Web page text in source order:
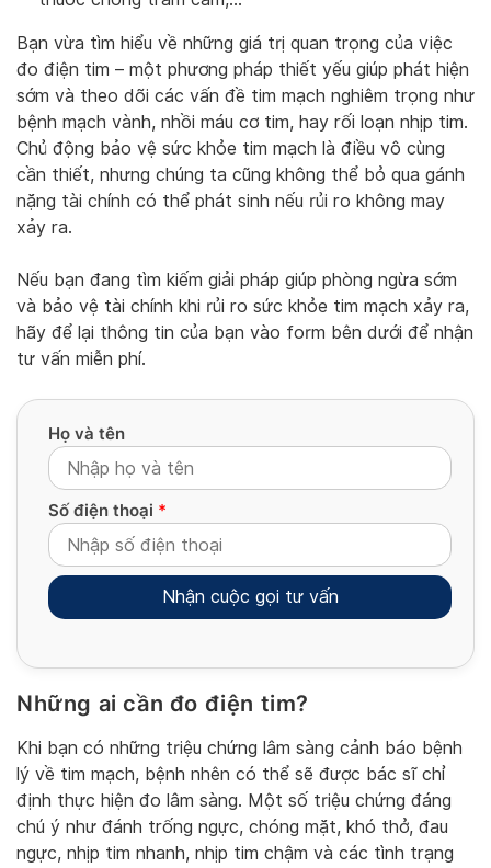
Bạn vừa tìm hiểu về những giá trị quan trọng của việc
đo điện tim – một phương pháp thiết yếu giúp phát hiện
sớm và theo dõi các vấn đề tim mạch nghiêm trọng như
bệnh mạch vành, nhồi máu cơ tim, hay rối loạn nhịp tim.
Chủ động bảo vệ sức khỏe tim mạch là điều vô cùng
cần thiết, nhưng chúng ta cũng không thể bỏ qua gánh
nặng tài chính có thể phát sinh nếu rủi ro không may
xảy ra.
Nếu bạn đang tìm kiếm giải pháp giúp phòng ngừa sớm
và bảo vệ tài chính khi rủi ro sức khỏe tim mạch xảy ra,
hãy để lại thông tin của bạn vào form bên dưới để nhận
tư vấn miễn phí.
Họ và tên
Số điện thoại *
Alternative:
Những ai cần đo điện tim?
Khi bạn có những triệu chứng lâm sàng cảnh báo bệnh
lý về tim mạch, bệnh nhên có thể sẽ được bác sĩ chỉ
định thực hiện đo lâm sàng. Một số triệu chứng đáng
chú ý như đánh trống ngực, chóng mặt, khó thở, đau
ngực, nhịp tim nhanh, nhịp tim chậm và các tình trạng